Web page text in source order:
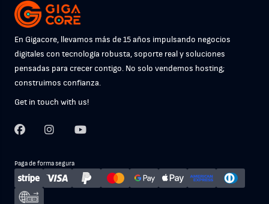
En Gigacore, llevamos más de 15 años impulsando negocios
digitales con tecnología robusta, soporte real y soluciones
pensadas para crecer contigo. No solo vendemos hosting;
construimos confianza.
Get in touch with us!
Paga de forma segura